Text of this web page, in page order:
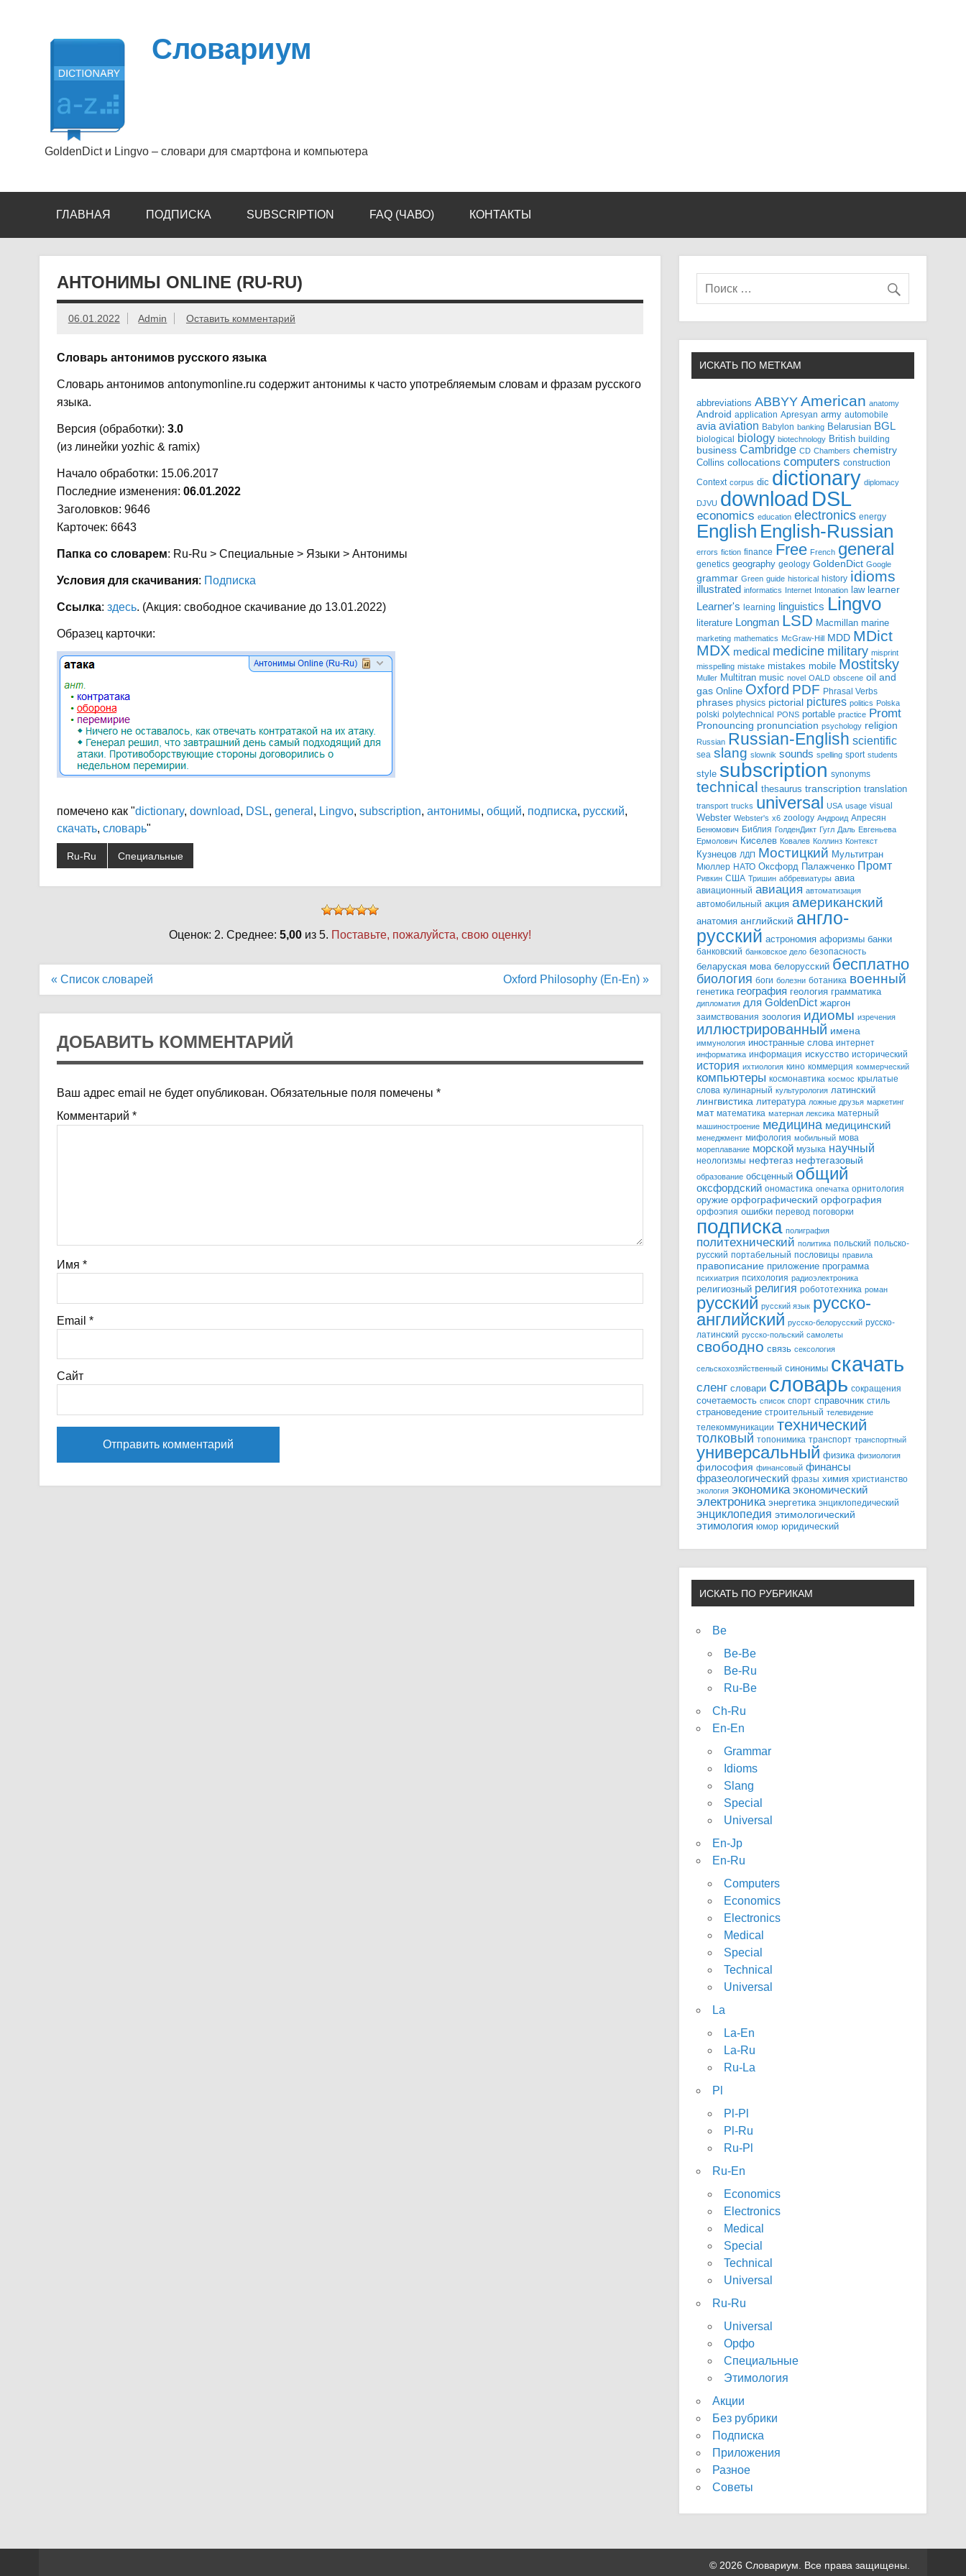
Словариум
GoldenDict и Lingvo – словари для смартфона и компьютера
ГЛАВНАЯ ПОДПИСКА SUBSCRIPTION FAQ (ЧАВО) КОНТАКТЫ
АНТОНИМЫ ONLINE (RU-RU)
06.01.2022 Admin Оставить комментарий
Словарь антонимов русского языка
Словарь антонимов antonymonline.ru содержит антонимы к часто употребляемым словам и фразам русского
языка.
Версия (обработки): 3.0
(из линейки yozhic & ramix)
Начало обработки: 15.06.2017
Последние изменения: 06.01.2022
Заголовков: 9646
Карточек: 6643
Папка со словарем: Ru-Ru > Специальные > Языки > Антонимы
Условия для скачивания: Подписка
Ссылка: здесь. (Акция: свободное скачивание до 13.01.2022)
Образец карточки:
помечено как "dictionary, download, DSL, general , Lingvo, subscription, антонимы, общий, подписка, русский,
скачать, словарь"
Ru-Ru Специальные
Оценок: 2. Среднее: 5,00из 5. Поставьте, пожалуйста, свою оценку!
Навигация
« Список словарей Oxford Philosophy (En-En) »
ДОБАВИТЬ КОММЕНТАРИЙ
Ваш адрес email не будет опубликован. Обязательные поля помечены *
Комментарий *
Имя *
Email *
Сайт
ИСКАТЬ ПО МЕТКАМ
abbreviations ABBYY American anatomy
Android application Apresyan army automobile
avia aviation Babylon banking Belarusian BGL
biological biology biotechnology British building
business Cambridge CD Chambers chemistry
Collins collocations computers construction
Context corpus dic dictionary diplomacy
DJVU download DSL
economics education electronics energy
English English-Russian
errors fiction finance Free French general
genetics geography geology GoldenDict Google
grammar Green guide historical history idioms
illustrated informatics Internet Intonation law learner
Learner's learning linguistics Lingvo
literature Longman LSD Macmillan marine
marketing mathematics McGraw-Hill MDD MDict
MDX medical medicine military misprint
misspelling mistake mistakes mobile Mostitsky
Muller Multitran music novel OALD obscene oil and
gas Online Oxford PDF Phrasal Verbs
phrases physics pictorial pictures politics Polska
polski polytechnical PONS portable practice Promt
Pronouncing pronunciation psychology religion
Russian Russian-English scientific
sea slang slownik sounds spelling sport students
style subscription synonyms
technical thesaurus transcription translation
transport trucks universal USA usage visual
Webster Webster's x6 zoology Андроид Апресян
Бенюмович Библия ГолденДикт Гугл Даль Евгеньева
Ермолович Киселев Ковалев Коллинз Контекст
Кузнецов ЛДП Мостицкий Мультитран
Мюллер НАТО Оксфорд Палажченко Промт
Ривкин США Тришин аббревиатуры авиа
авиационный авиация автоматизация
автомобильный акция американский
анатомия английский англо-
русский астрономия афоризмы банки
банковский банковское дело безопасность
беларуская мова белорусский бесплатно
биология боги болезни ботаника военный
генетика география геология грамматика
дипломатия для GoldenDict жаргон
заимствования зоология идиомы изречения
иллюстрированный имена
иммунология иностранные слова интернет
информатика информация искусство исторический
история ихтиология кино коммерция коммерческий
компьютеры космонавтика космос крылатые
слова кулинарный культурология латинский
лингвистика литература ложные друзья маркетинг
мат математика матерная лексика матерный
машиностроение медицина медицинский
менеджмент мифология мобильный мова
мореплавание морской музыка научный
неологизмы нефтегаз нефтегазовый
образование обсценный общий
оксфордский ономастика опечатка орнитология
оружие орфографический орфография
орфоэпия ошибки перевод поговорки
подписка полиграфия
политехнический политика польский польско-
русский портабельный пословицы правила
правописание приложение программа
психиатрия психология радиоэлектроника
религиозный религия робототехника роман
русский русский язык русско-
английский русско-белорусский русско-
латинский русско-польский самолеты
свободно связь сексология
сельскохозяйственный синонимы скачать
сленг словари словарь сокращения
сочетаемость список спорт справочник стиль
страноведение строительный телевидение
телекоммуникации технический
толковый топонимика транспорт транспортный
универсальный физика физиология
философия финансовый финансы
фразеологический фразы химия христианство
экология экономика экономический
электроника энергетика энциклопедический
энциклопедия этимологический
этимология юмор юридический
ИСКАТЬ ПО РУБРИКАМ
Be
Be-Be
Be-Ru
Ru-Be
Ch-Ru
En-En
Grammar
Idioms
Slang
Special
Universal
En-Jp
En-Ru
Computers
Economics
Electronics
Medical
Special
Technical
Universal
La
La-En
La-Ru
Ru-La
Pl
Pl-Pl
Pl-Ru
Ru-Pl
Ru-En
Economics
Electronics
Medical
Special
Technical
Universal
Ru-Ru
Universal
Орфо
Специальные
Этимология
Акции
Без рубрики
Подписка
Приложения
Разное
Советы
© 2026 Словариум. Все права защищены.